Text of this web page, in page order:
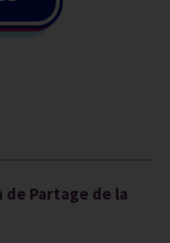
Partage de la